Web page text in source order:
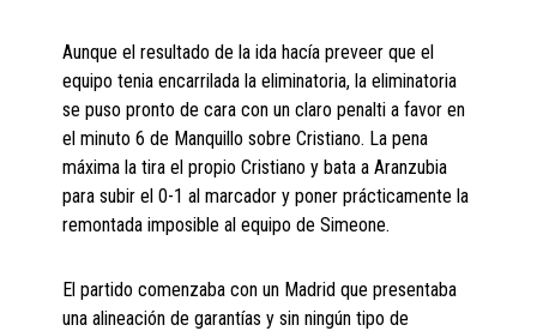
Aunque el resultado de la ida hacía preveer que el
equipo tenia encarrilada la eliminatoria, la eliminatoria
se puso pronto de cara con un claro penalti a favor en
el minuto 6 de Manquillo sobre Cristiano. La pena
máxima la tira el propio Cristiano y bata a Aranzubia
para subir el 0-1 al marcador y poner prácticamente la
remontada imposible al equipo de Simeone.
El partido comenzaba con un Madrid que presentaba
una alineación de garantías y sin ningún tipo de